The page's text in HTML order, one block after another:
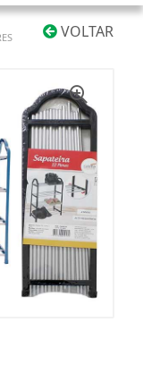
VOLTAR